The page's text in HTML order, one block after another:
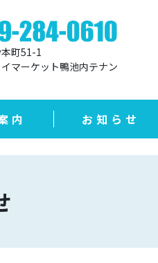
町51-1
マーケット鴨池内テナン
内 お知らせ